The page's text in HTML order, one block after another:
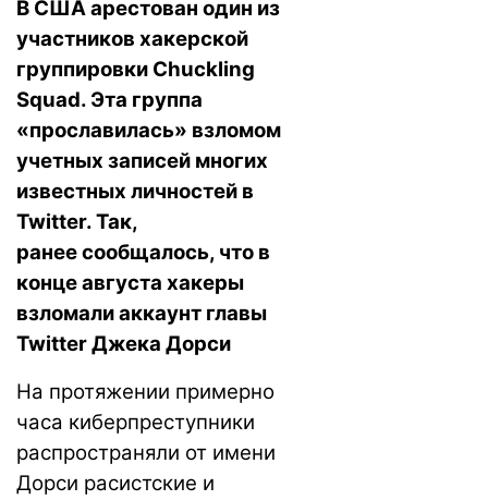
В США арестован один из
участников хакерской
группировки Chuckling
Squad. Эта группа
«прославилась» взломом
учетных записей многих
известных личностей в
Twitter. Так,
ранеесообщалось, что в
конце августа хакеры
взломали аккаунт главы
Twitter Джека Дорси
На протяжении примерно
часа киберпреступники
распространяли от имени
Дорси расистские и